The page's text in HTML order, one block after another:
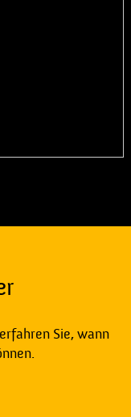
Sie, wann